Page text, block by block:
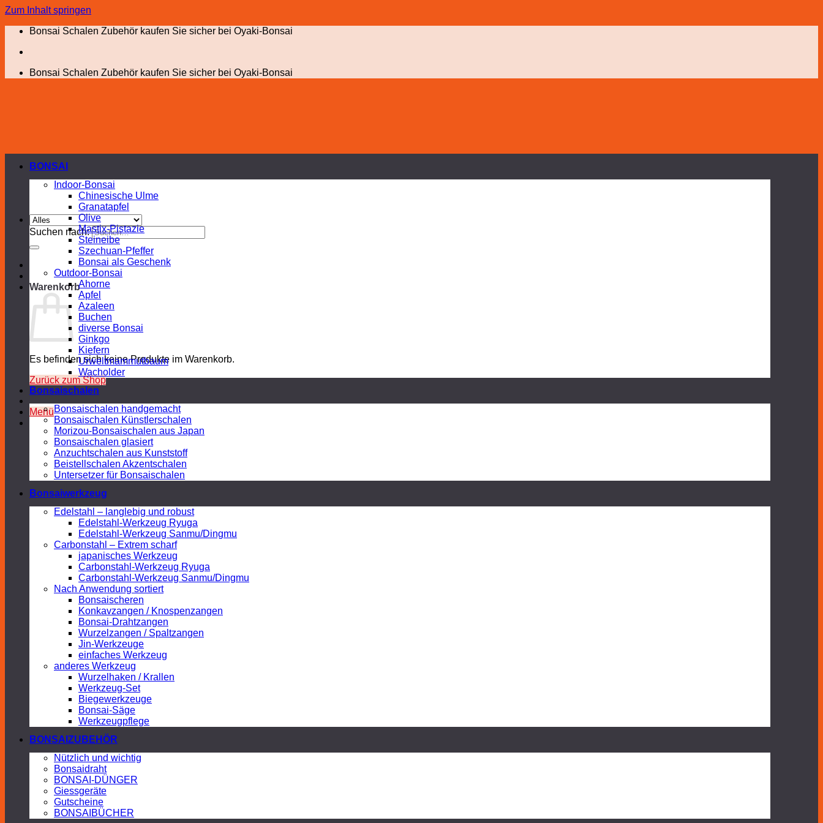
Zum Inhalt springen
Bonsai Schalen Zubehör kaufen Sie sicher bei Oyaki-Bonsai
Bonsai Schalen Zubehör kaufen Sie sicher bei Oyaki-Bonsai
Suchen nach:
Warenkorb
Es befinden sich keine Produkte im Warenkorb.
Zurück zum Shop
Menü
BONSAI
Indoor-Bonsai
Chinesische Ulme
Granatapfel
Olive
Mastix-Pistazie
Steineibe
Szechuan-Pfeffer
Bonsai als Geschenk
Outdoor-Bonsai
Ahorne
Apfel
Azaleen
Buchen
diverse Bonsai
Ginkgo
Kiefern
Urweltmammutbaum
Wacholder
Bonsaischalen
Bonsaischalen handgemacht
Bonsaischalen Künstlerschalen
Morizou-Bonsaischalen aus Japan
Bonsaischalen glasiert
Anzuchtschalen aus Kunststoff
Beistellschalen Akzentschalen
Untersetzer für Bonsaischalen
Bonsaiwerkzeug
Edelstahl – langlebig und robust
Edelstahl-Werkzeug Ryuga
Edelstahl-Werkzeug Sanmu/Dingmu
Carbonstahl – Extrem scharf
japanisches Werkzeug
Carbonstahl-Werkzeug Ryuga
Carbonstahl-Werkzeug Sanmu/Dingmu
Nach Anwendung sortiert
Bonsaischeren
Konkavzangen / Knospenzangen
Bonsai-Drahtzangen
Wurzelzangen / Spaltzangen
Jin-Werkzeuge
einfaches Werkzeug
anderes Werkzeug
Wurzelhaken / Krallen
Werkzeug-Set
Biegewerkzeuge
Bonsai-Säge
Werkzeugpflege
BONSAIZUBEHÖR
Nützlich und wichtig
Bonsaidraht
BONSAI-DÜNGER
Giessgeräte
Gutscheine
BONSAIBÜCHER